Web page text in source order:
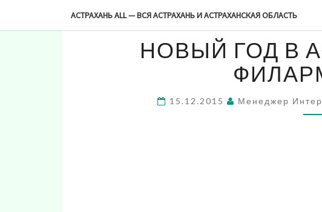
АСТРАХАНЬ ALL — ВСЯ АСТРАХАНЬ И АСТРАХАНСКАЯ ОБЛАСТЬ
В
НОВЫЙ ГОД В
15.12.2015 Менеджер